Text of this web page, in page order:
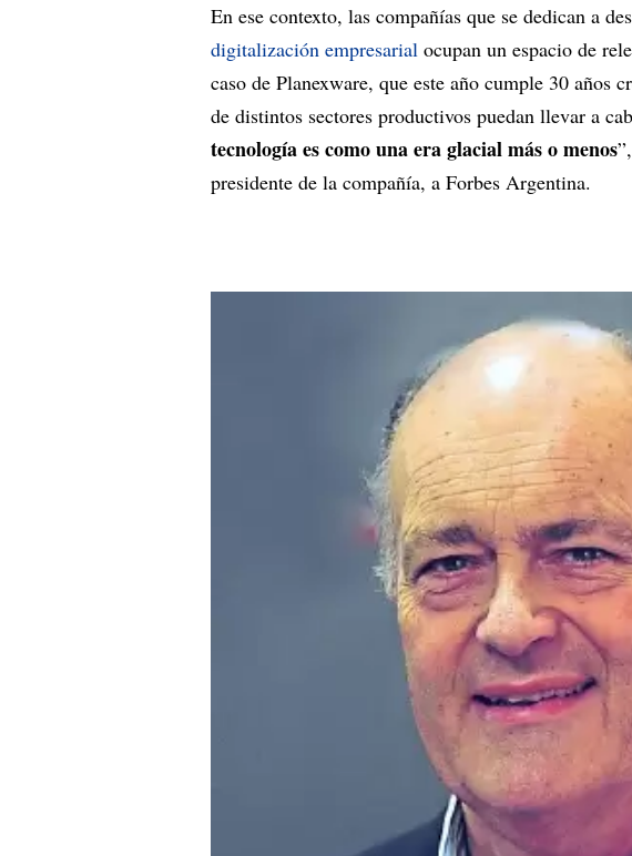
En ese contexto, las compañías que se dedican a
digitalización empresarial ocupan un espacio de
caso de Planexware, que este año cumple 30 años
de distintos sectores productivos puedan llevar a
tecnología es como una era glacial más o menos
presidente de la compañía, a Forbes Argentina.